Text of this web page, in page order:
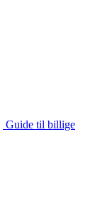
Guide til billige